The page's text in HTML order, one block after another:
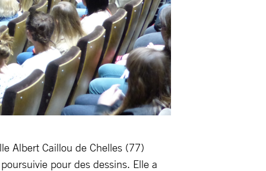
Albert Caillou de Chelles (77)
pour des dessins. Elle a